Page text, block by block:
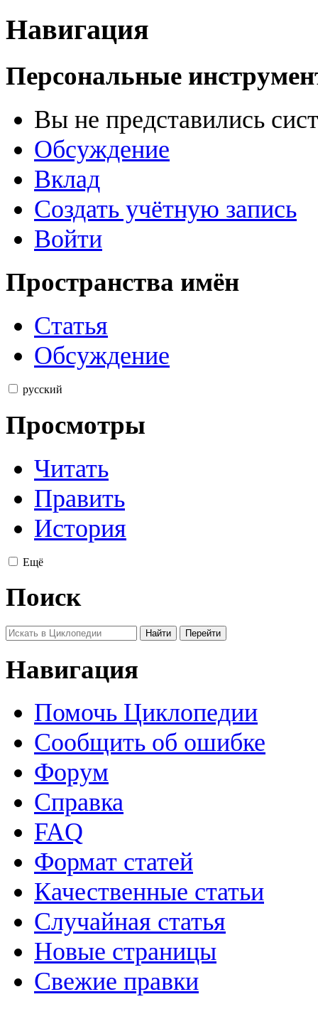
Навигация
Персональные
Вы не представились
Обсуждение
Вклад
Создать учётную запись
Войти
Пространства имён
Статья
Обсуждение
русский
Просмотры
Читать
Править
История
Ещё
Поиск
Навигация
Помочь Циклопедии
Сообщить об ошибке
Форум
Справка
FAQ
Формат статей
Качественные статьи
Случайная статья
Новые страницы
Свежие правки